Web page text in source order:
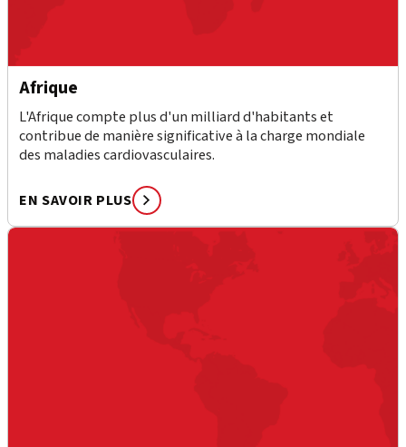
Afrique
L'Afrique compte plus d'un milliard d'habitants et
contribue de manière significative à la charge mondiale
des maladies cardiovasculaires.
EN SAVOIR PLUS